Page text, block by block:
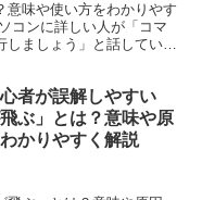
意味や使い方をわかりやす
コンに詳しい人が「コマ
しましょう」と話している
者が誤解しやすい
飛ぶ」とは？意味や原
かりやすく解説